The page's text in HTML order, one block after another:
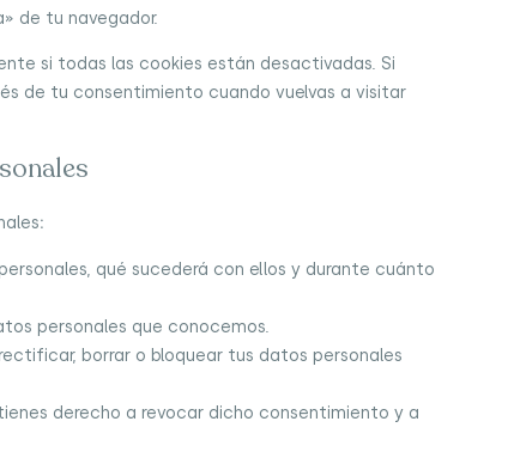
de tu navegador.
si todas las cookies están desactivadas. Si
de tu consentimiento cuando vuelvas a visitar
qué sucederá con ellos y durante cuánto
personales que conocemos.
borrar o bloquear tus datos personales
derecho a revocar dicho consentimiento y a